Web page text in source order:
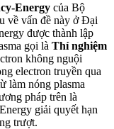
Energy của Bộ
về vấn đề này ở Đại
được thành lập
gọi là Thí nghiệm
không nguội
electron truyền qua
làm nóng plasma
pháp trên là
giải quyết hạn
trượt.